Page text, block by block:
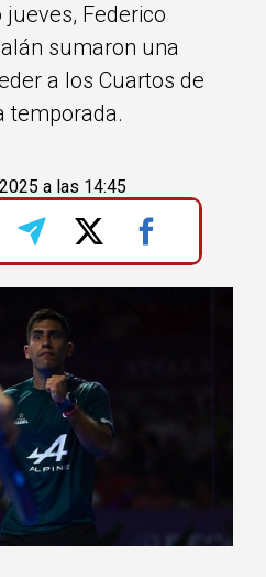
Federico
sumaron una
a los Cuartos de
temporada.
a las 14:45